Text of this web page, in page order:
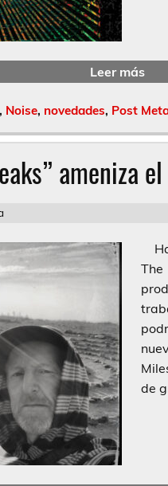
Leer más
, Noise, novedades, Post
ameniza
de